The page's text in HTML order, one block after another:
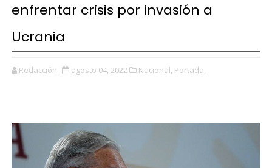
enfrentar crisis por invasión a
Ucrania
Redacción agosto 04, 2022 Nacional, Portada,